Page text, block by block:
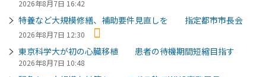
2026年8月7日 16:42
特養など大規模修繕、補助要件見直しを 指定都市市長会
2026年8月7日 12:30
東京科学大が初の心臓移植 患者の待機期間短縮目指す
2026年8月7日 10:48